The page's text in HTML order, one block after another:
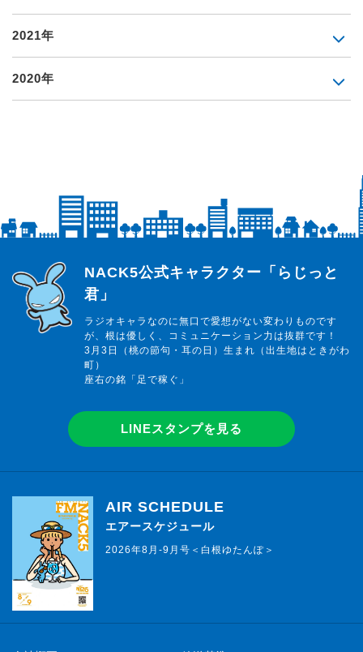
2021年
2020年
らじっと君
NACK5公式キャラクター「らじっと
君」
ラジオキャラなのに無口で愛想がない変わりものです
が、根は優しく、コミュニケーション力は抜群です！
3月3日（桃の節句・耳の日）生まれ（出生地はときがわ
町）
座右の銘「足で稼ぐ」
LINEスタンプを見る
AIR SCHEDULE
エアースケジュール
2026年8月-9月号＜白根ゆたんぽ＞